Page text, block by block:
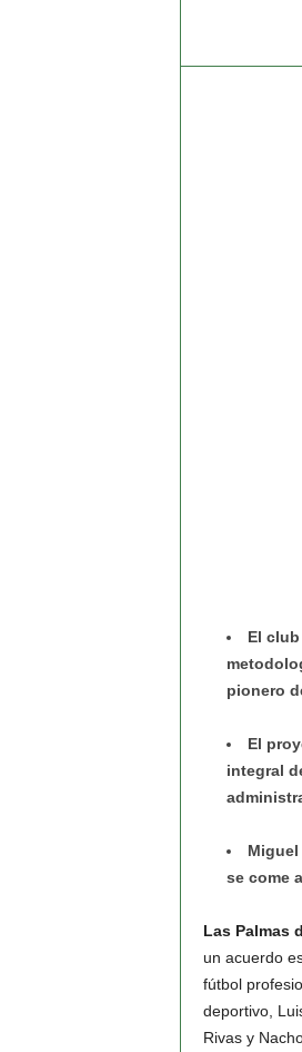
El
pionero
El
integral
se come
Las Palmas
un acuerdo
fútbol
deportivo,
Rivasy